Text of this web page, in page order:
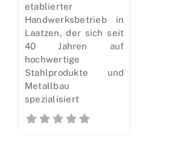
etablierter
Handwerksbetrieb in
Laatzen, der sich seit
40 Jahren auf
hochwertige
Stahlprodukte und
Metallbau
spezialisiert